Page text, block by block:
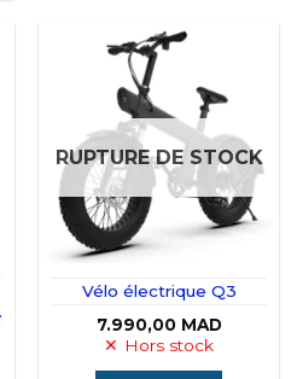
RUPTURE DE STOCK
Vélo électrique Q3
7.990,00 MAD
Hors stock